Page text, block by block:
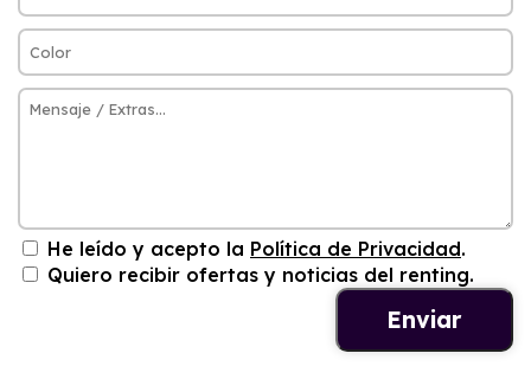
He leído y acepto la Política de Privacidad.
Quiero recibir ofertas y noticias del renting.